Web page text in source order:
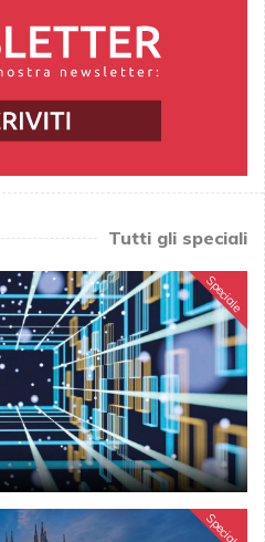
Tutti gli speciali
Speciale
Speciale